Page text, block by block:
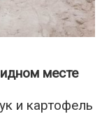
месте
и картофель